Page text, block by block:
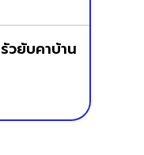
วยับคาบ้าน